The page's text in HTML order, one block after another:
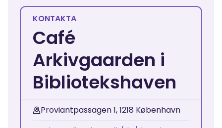
KONTAKTA
Café
Arkivgaarden i
Bibliotekshaven
Proviantpassagen 1, 1218 København